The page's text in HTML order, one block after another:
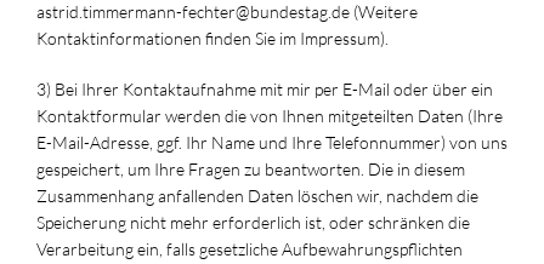
astrid.timmermann-fechter@bundestag.de (Weitere
Kontaktinformationen finden Sie im Impressum).
3) Bei Ihrer Kontaktaufnahme mit mir per E-Mail oder über ein
Kontaktformular werden die von Ihnen mitgeteilten Daten (Ihre
E-Mail-Adresse, ggf. Ihr Name und Ihre Telefonnummer) von uns
gespeichert, um Ihre Fragen zu beantworten. Die in diesem
Zusammenhang anfallenden Daten löschen wir, nachdem die
Speicherung nicht mehr erforderlich ist, oder schränken die
Verarbeitung ein, falls gesetzliche Aufbewahrungspflichten